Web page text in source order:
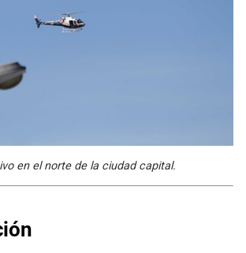
en el norte de la ciudad capital.